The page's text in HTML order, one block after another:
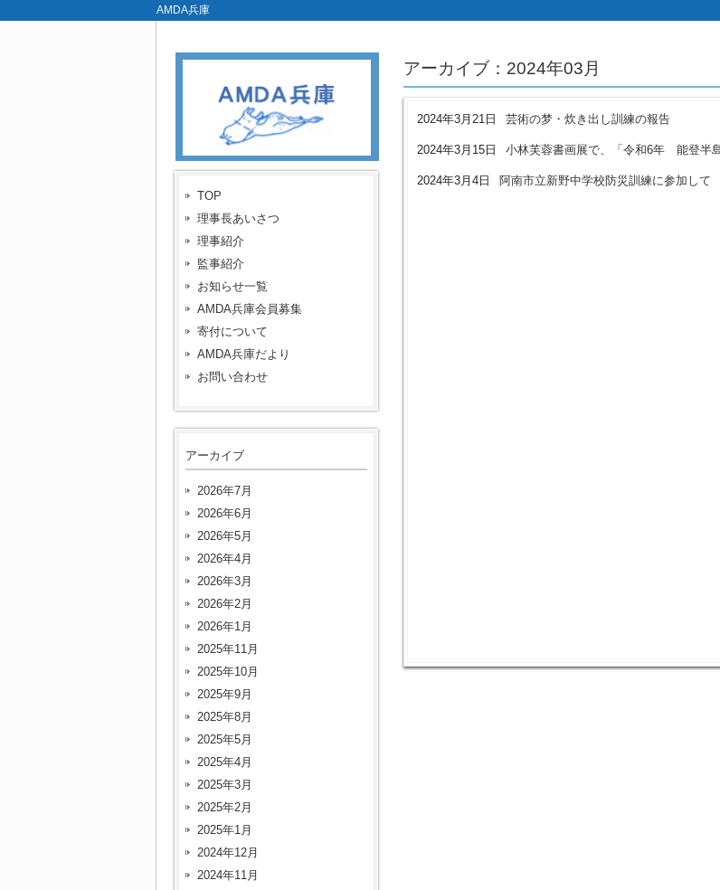
AMDA兵庫
アーカイブ：2024年03月
2024年3月21日 芸術の梦・炊き出し訓練の報告
2024年3月15日 小林芙蓉書画展で、「令和6年 能登半
2024年3月4日 阿南市立新野中学校防災訓練に参加して
TOP
理事長あいさつ
理事紹介
監事紹介
お知らせ一覧
AMDA兵庫会員募集
寄付について
AMDA兵庫だより
お問い合わせ
アーカイブ
2026年7月
2026年6月
2026年5月
2026年4月
2026年3月
2026年2月
2026年1月
2025年11月
2025年10月
2025年9月
2025年8月
2025年5月
2025年4月
2025年3月
2025年2月
2025年1月
2024年12月
2024年11月